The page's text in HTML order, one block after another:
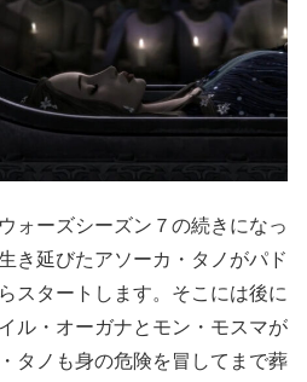
ォーズシーズン７の続きになっ
き延びたアソーカ・タノがパド
スタートします。そこには後に
ル・オーガナとモン・モスマが
タノも身の危険を冒してまで葬